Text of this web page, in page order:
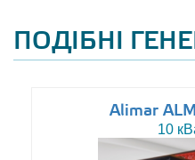
ПОДІБНІ
Alimar
10